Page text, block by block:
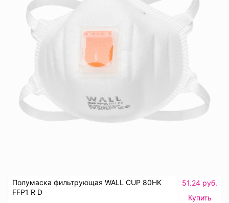
Полумаска фильтрующая WALL CUP 80HK
FFP1 R D
51.24 руб.
Купить